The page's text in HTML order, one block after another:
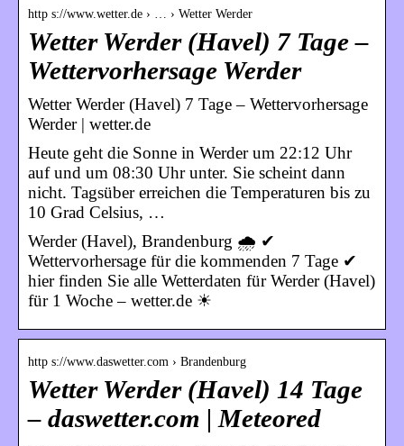
http s://www.wetter.de › … › Wetter Werder
Wetter Werder (Havel) 7 Tage –
Wettervorhersage Werder
Wetter Werder (Havel) 7 Tage – Wettervorhersage
Werder | wetter.de
Heute geht die Sonne in Werder um 22:12 Uhr
auf und um 08:30 Uhr unter. Sie scheint dann
nicht. Tagsüber erreichen die Temperaturen bis zu
10 Grad Celsius, …
Werder (Havel), Brandenburg 🌧️ ✔
Wettervorhersage für die kommenden 7 Tage ✔
hier finden Sie alle Wetterdaten für Werder (Havel)
für 1 Woche – wetter.de ☀
http s://www.daswetter.com › Brandenburg
Wetter Werder (Havel) 14 Tage
– daswetter.com | Meteored